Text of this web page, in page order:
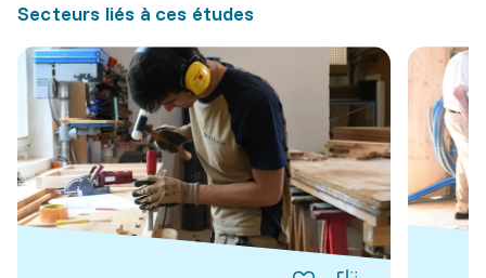
Secteurs liés à ces études